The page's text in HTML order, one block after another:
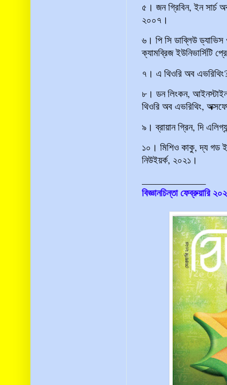
৫। জন গ্রিবিন, ইন সার্চ
২০০৭।
৬। পি সি ডাব্লিউ ড্যাভিস
ক্যামব্রিজ ইউনিভার্সিটি
৭। এ থিওরি অব
৮। ডন লিংকন,
থিওরি অব এভরিথিং,
৯। ব্রায়ান গ্রিন, দি
১০। মিশিও কাকু, দ্য গড
নিউইয়র্ক, ২০২১।
বিজ্ঞানচিন্তা ফেব্রুয়ারি